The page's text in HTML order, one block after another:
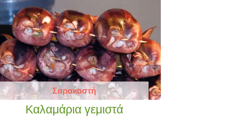
Σαρακοστή
Καλαμάρια γεμιστά